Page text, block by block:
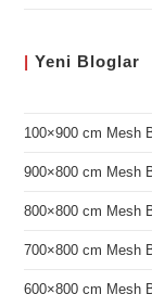
| Yeni Bloglar
100×900 cm Mesh
900×800 cm Mesh
800×800 cm Mesh
700×800 cm Mesh
600×800 cm Mesh